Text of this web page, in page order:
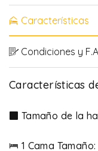
Características
Condiciones y
Características
Tamaño de la
1 Cama